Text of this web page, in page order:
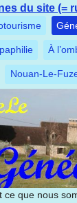
du site (=
À
Nouan-Le-
ce que nous